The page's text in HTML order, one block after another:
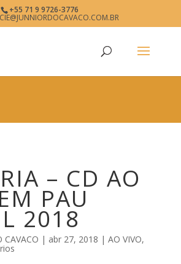
+55 71 9 9726-3776
– CD AO
PAU
2018
CAVACO | abr 27, 2018 | AO VIVO,
Play View